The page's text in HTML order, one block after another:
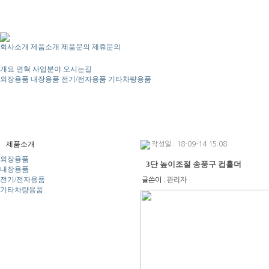
회사소개 제품소개 제품문의 제휴문의
개요 연혁 사업분야 오시는길
외장용품 내장용품 전기/전자용품 기타차량용품
제품소개
외장용품
내장용품
전기/전자용품
기타차량용품
작성일 : 18-09-14 15:08
3단 높이조절 송풍구 컵홀더
글쓴이 :관리자